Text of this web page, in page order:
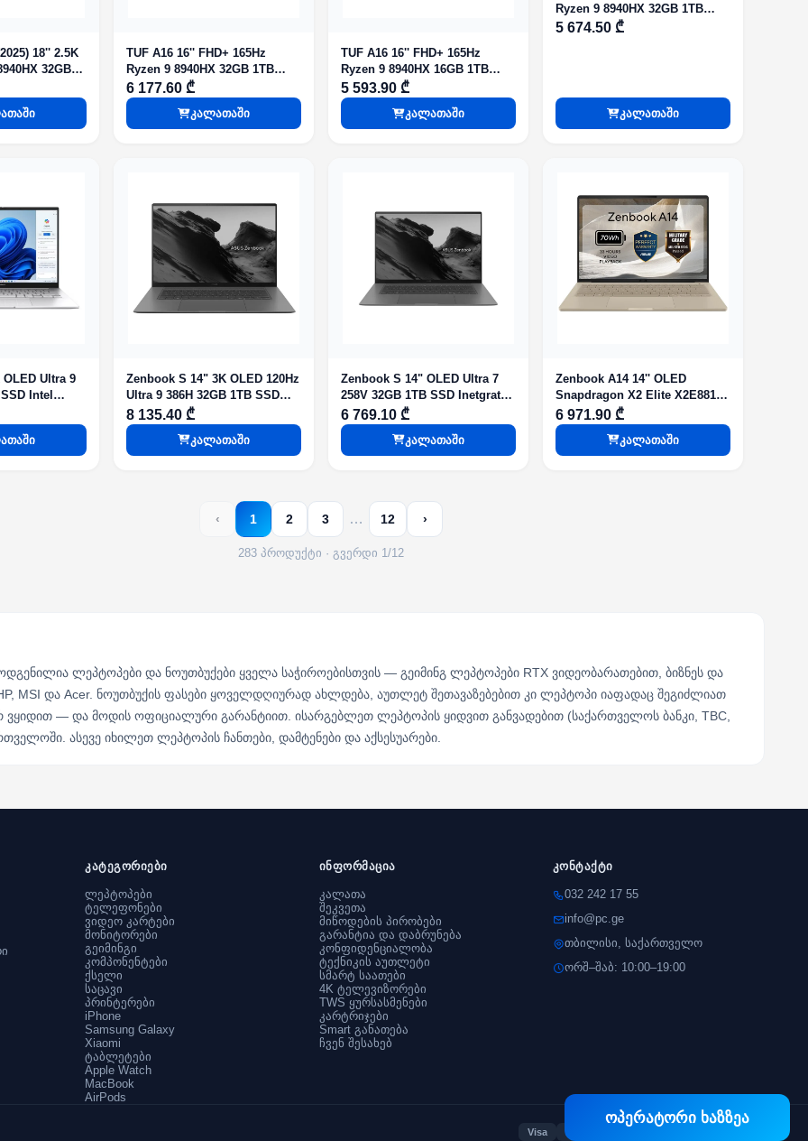
18'' 2.5K
32GB
5060 Eclipse
TUF A16 16'' FHD+ 165Hz
Ryzen 9 8940HX 32GB 1TB
SSD RTX 5070 8GB Jaeger
Gray
6 177.60 ₾
კალათაში
TUF A16 16'' FHD+ 165Hz
Ryzen 9 8940HX 16GB 1TB
SSD RTX 5070 8GB Jaeger
Gray
5 593.90 ₾
კალათაში
Ryzen 9 8940HX 32GB 1TB
SSD RTX 5060 8GB Jaeger
5 674.50 ₾
კალათაში
Ultra 9
Intel
Zenbook S 14" 3K OLED 120Hz
Ultra 9 386H 32GB 1TB SSD
Integrated Graphics GREY WIN
11 HOME
8 135.40 ₾
კალათაში
Zenbook S 14" OLED Ultra 7
258V 32GB 1TB SSD Inetgrated
6 769.10 ₾
კალათაში
Zenbook A14 14'' OLED
Snapdragon X2 Elite X2E88100
4.0GHz 32GB 1TB SSD Adreno
iGPU WIN 11 HOME Beige
6 971.90 ₾
კალათაში
‹ 1 2 3 … 12 ›
283 პროდუქტი · გვერდი 1/12
ლეპტოპები და ნოუთბუქები ყველა საჭიროებისთვის — გეიმინგ ლეპტოპები RTX ვიდეობარათებით, ბიზნეს და
MSI და Acer. ნოუთბუქის ფასები ყოველდღიურად ახლდება, აუთლეტ შეთავაზებებით კი ლეპტოპი იაფადაც შეგიძლიათ
— და მოდის ოფიციალური გარანტიით. ისარგებლეთ ლეპტოპის ყიდვით განვადებით (საქართველოს ბანკი, TBC,
ასევე იხილეთ ლეპტოპის ჩანთები, დამტენები და აქსესუარები.
ოპერატორი ხაზზეა
კატეგორიები
ლეპტოპები
ტელეფონები
ვიდეო კარტები
მონიტორები
გეიმინგი
კომპონენტები
ქსელი
საცავი
პრინტერები
iPhone
Samsung Galaxy
Xiaomi
ტაბლეტები
Apple Watch
MacBook
AirPods
ინფორმაცია
კალათა
შეკვეთა
მიწოდების პირობები
გარანტია და დაბრუნება
კონფიდენციალობა
ტექნიკის აუთლეტი
სმარტ საათები
4K ტელევიზორები
TWS ყურსასმენები
კარტრიჯები
Smart განათება
ჩვენ შესახებ
კონტაქტი
032 242 17 55
info@pc.ge
თბილისი, საქართველო
ორშ–შაბ: 10:00–19:00
Visa